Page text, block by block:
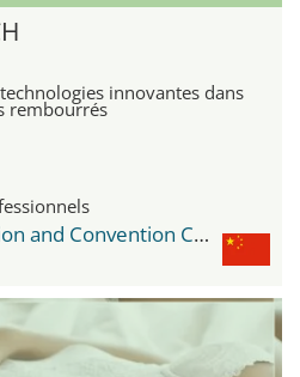
innovantes dans
rembourrés
NECC National Exhibition and Convention Center